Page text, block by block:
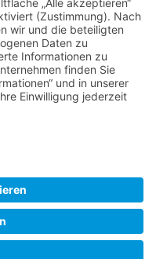
Knapp - Richardi -
Datenschutz Impressum